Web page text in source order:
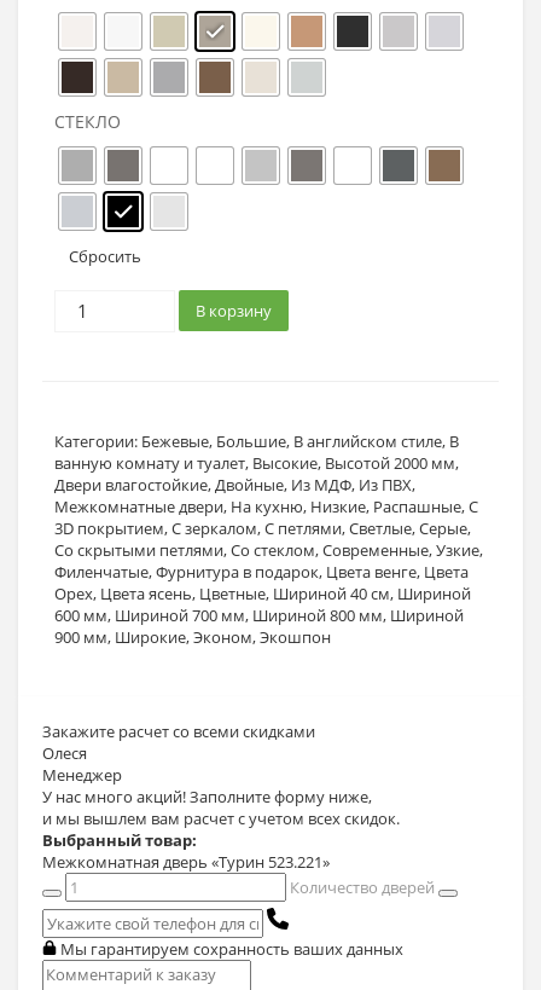
СТЕКЛО
Сбросить
В корзину
Категории: Бежевые, Большие, В английском стиле, В
ванную комнату и туалет, Высокие, Высотой 2000 мм,
Двери влагостойкие,Двойные, Из МДФ, Из ПВХ,
Межкомнатные двери, На кухню, Низкие, Распашные,С
3D покрытием,С зеркалом,С петлями,Светлые,Серые,
Со скрытыми петлями,Со стеклом,Современные,Узкие,
Филенчатые,Фурнитура в подарок, Цвета венге, Цвета
Орех, Цвета ясень, Цветные, Шириной 40 см, Шириной
600 мм, Шириной 700 мм, Шириной 800 мм, Шириной
900 мм, Широкие,Эконом,Экошпон
Закажите расчетсо всеми скидками
Олеся
Менеджер
У нас много акций! Заполните форму ниже,
и мы вышлем вам расчет с учетом всех скидок.
Выбранный товар:
Межкомнатная дверь «Турин 523.221»
Количество дверей
Мы гарантируем сохранность ваших данных